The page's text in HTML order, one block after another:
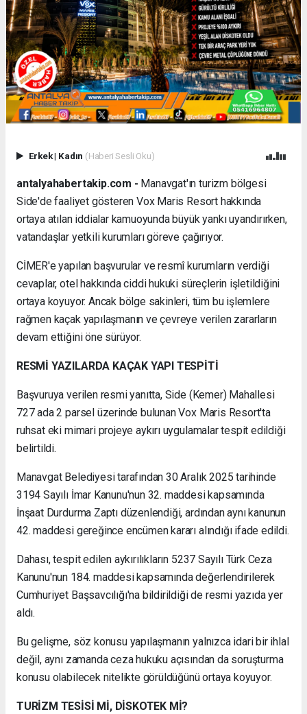
Erkek| Kadın (Haberi Sesli Oku)
antalyahabertakip.com - Manavgat'ın turizm bölgesi
Side'de faaliyet gösteren Vox Maris Resort hakkında
ortaya atılan iddialar kamuoyunda büyük yankı uyandırırken,
vatandaşlar yetkili kurumları göreve çağırıyor.
CİMER'e yapılan başvurular ve resmî kurumların verdiği
cevaplar, otel hakkında ciddi hukuki süreçlerin işletildiğini
ortaya koyuyor. Ancak bölge sakinleri, tüm bu işlemlere
rağmen kaçak yapılaşmanın ve çevreye verilen zararların
devam ettiğini öne sürüyor.
RESMİ YAZILARDA KAÇAK YAPI TESPİTİ
Başvuruya verilen resmi yanıtta, Side (Kemer) Mahallesi
727 ada 2 parsel üzerinde bulunan Vox Maris Resort'ta
ruhsat eki mimari projeye aykırı uygulamalar tespit edildiği
belirtildi.
Manavgat Belediyesi tarafından 30 Aralık 2025 tarihinde
3194 Sayılı İmar Kanunu'nun 32. maddesi kapsamında
İnşaat Durdurma Zaptı düzenlendiği, ardından aynı kanunun
42. maddesi gereğince encümen kararı alındığı ifade edildi.
Dahası, tespit edilen aykırılıkların 5237 Sayılı Türk Ceza
Kanunu'nun 184. maddesi kapsamında değerlendirilerek
Cumhuriyet Başsavcılığı'na bildirildiği de resmi yazıda yer
aldı.
Bu gelişme, söz konusu yapılaşmanın yalnızca idari bir ihlal
değil, aynı zamanda ceza hukuku açısından da soruşturma
konusu olabilecek nitelikte görüldüğünü ortaya koyuyor.
TURİZM TESİSİ Mİ, DİSKOTEK Mİ?